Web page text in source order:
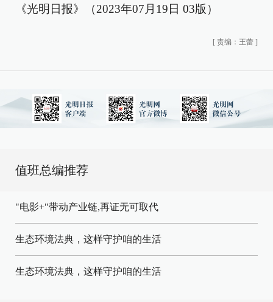
《光明日报》（2023年07月19日 03版）
[ 责编：王蕾 ]
值班总编推荐
"电影+"带动产业链,再证无可取代
生态环境法典，这样守护咱的生活
生态环境法典，这样守护咱的生活